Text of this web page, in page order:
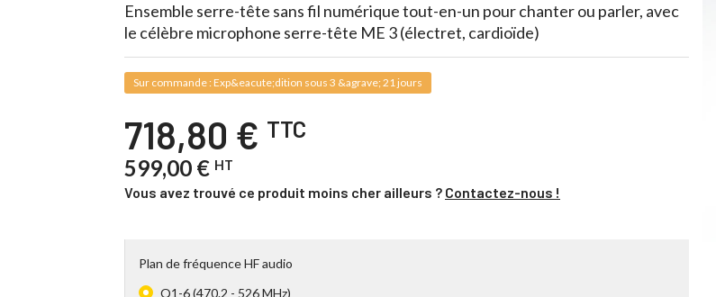
Ensemble serre-tête sans fil numérique tout-en-un pour chanter ou parler, avec
le célèbre microphone serre-tête ME 3 (électret, cardioïde)
Sur commande : Exp&eacute;dition sous 3 &agrave; 21 jours
718,80 € TTC
599,00 € HT
Vous avez trouvé ce produit moins cher ailleurs ? Contactez-nous !
Plan de fréquence HF audio
Q1-6 (470.2 - 526 MHz)